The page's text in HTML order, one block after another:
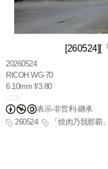
[260524][
20260524
RICOH WG-70
6.10mm f/3.80
表示-非営利-継承
260524
「焼肉乃我那覇」